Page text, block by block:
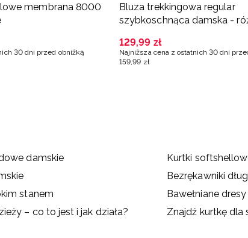
membrana 8000
30 dni przed obniżką
Bluza trekkingowa regular
szybkoschnąca damska -
129,99 zł
Najniższa cena z ostatnich 30 dni
159 ,99 zł
damskie
Kurtki
Bezrękawniki
stanem
Bawełniane
– co to jest i jak działa? Znajdź kurtkę dla